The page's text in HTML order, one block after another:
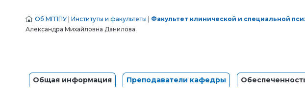
Об МГППУ Институты и факультеты Факультет клинической и специальной
Александра Михайловна Данилова
Общая информация Преподаватели кафедры